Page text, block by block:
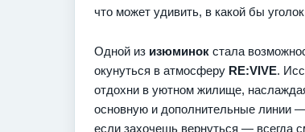
что может удивить, в какой бы
Одной из изюминок стала
окунуться в атмосферу RE:VIVE.
отдохни в уютном жилище,
основную и дополнительные линии —
если захочешь вернуться — всегда